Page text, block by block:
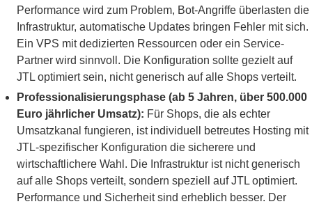
Performance wird zum Problem, Bot-Angriffe überlasten die
Infrastruktur, automatische Updates bringen Fehler mit sich.
Ein VPS mit dedizierten Ressourcen oder ein Service-
Partner wird sinnvoll. Die Konfiguration sollte gezielt auf
JTL optimiert sein, nicht generisch auf alle Shops verteilt.
Professionalisierungsphase (ab 5 Jahren, über 500.000
Euro jährlicher Umsatz): Für Shops, die als echter
Umsatzkanal fungieren, ist individuell betreutes Hosting mit
JTL-spezifischer Konfiguration die sicherere und
wirtschaftlichere Wahl. Die Infrastruktur ist nicht generisch
auf alle Shops verteilt, sondern speziell auf JTL optimiert.
Performance und Sicherheit sind erheblich besser. Der